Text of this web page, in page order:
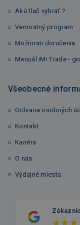
Akú tlač vybrať ?
Vernostný program
Možnosti doručenia
Manuál iMi Trade -
Všeobecné
Ochrana osobných
Kontakt
Kariéra
O nás
Výdajné miesta